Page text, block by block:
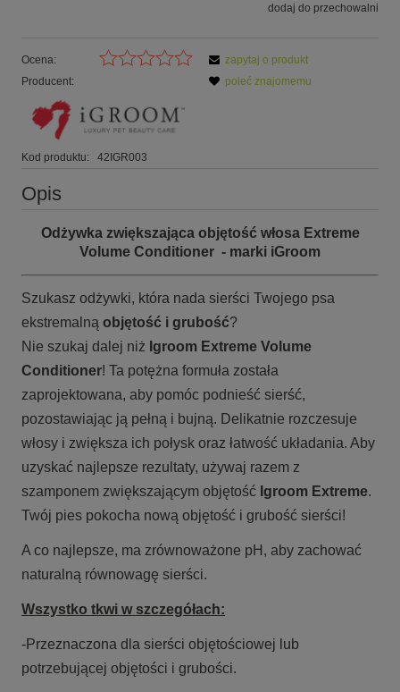
dodaj do przechowalni
Ocena:
Producent:
Kod produktu: 42IGR003
zapytaj o produkt
poleć znajomemu
Opis
Odżywka zwiększająca objętość włosa Extreme
Volume Conditioner - marki iGroom
Szukasz odżywki, która nada sierści Twojego psa
ekstremalną objętość i grubość?
Nie szukaj dalej niż Igroom Extreme Volume
Conditioner! Ta potężna formuła została
zaprojektowana, aby pomóc podnieść sierść,
pozostawiając ją pełną i bujną. Delikatnie rozczesuje
włosy i zwiększa ich połysk oraz łatwość układania. Aby
uzyskać najlepsze rezultaty, używaj razem z
szamponem zwiększającym objętość Igroom Extreme.
Twój pies pokocha nową objętość i grubość sierści!
A co najlepsze, ma zrównoważone pH, aby zachować
naturalną równowagę sierści.
Wszystko tkwi w szczegółach:
-Przeznaczona dla sierści objętościowej lub
potrzebującej objętości i grubości.